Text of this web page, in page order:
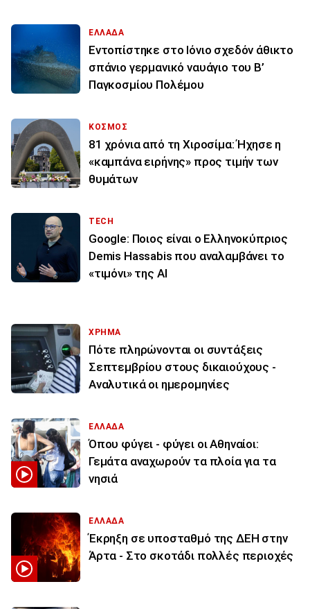
ΕΛΛΑΔΑ
Εντοπίστηκε στο Ιόνιο σχεδόν άθικτο
σπάνιο γερμανικό ναυάγιο του Β’
Παγκοσμίου Πολέμου
ΚΟΣΜΟΣ
81 χρόνια από τη Χιροσίμα: Ήχησε η
«καμπάνα ειρήνης» προς τιμήν των
θυμάτων
TECH
Google: Ποιος είναι ο Ελληνοκύπριος
Demis Hassabis που αναλαμβάνει το
«τιμόνι» της ΑΙ
ΧΡΗΜΑ
Πότε πληρώνονται οι συντάξεις
Σεπτεμβρίου στους δικαιούχους -
Αναλυτικά οι ημερομηνίες
ΕΛΛΑΔΑ
Όπου φύγει - φύγει οι Αθηναίοι:
Γεμάτα αναχωρούν τα πλοία για τα
νησιά
ΕΛΛΑΔΑ
Έκρηξη σε υποσταθμό της ΔΕΗ στην
Άρτα - Στο σκοτάδι πολλές περιοχές